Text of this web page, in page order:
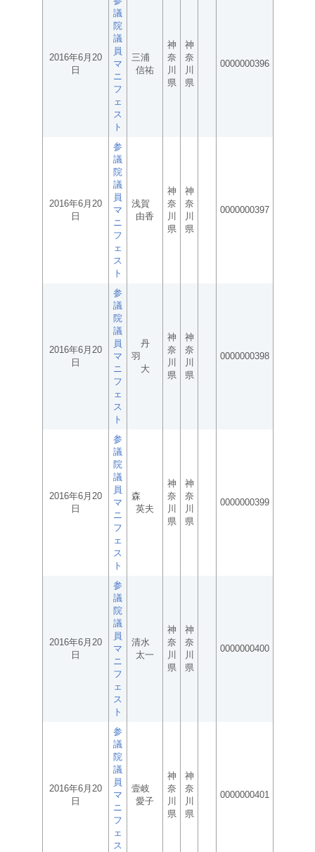
2016年6月20
日
議
院
議
員
マ
ニ
フ
ェ
ス
ト
三浦
信祐
神
奈
川
県
神
奈
川
県
0000000396
2016年6月20
日
参
議
院
議
員
マ
ニ
フ
ェ
ス
ト
浅賀
由香
神
奈
川
県
神
奈
川
県
0000000397
2016年6月20
日
参
議
院
議
員
マ
ニ
フ
ェ
ス
ト
丹
羽
大
神
奈
川
県
神
奈
川
県
0000000398
2016年6月20
日
参
議
院
議
員
マ
ニ
フ
ェ
ス
ト
森
英夫
神
奈
川
県
神
奈
川
県
0000000399
2016年6月20
日
参
議
院
議
員
マ
ニ
フ
ェ
ス
ト
清水
太一
神
奈
川
県
神
奈
川
県
0000000400
2016年6月20
日
参
議
院
議
員
マ
ニ
フ
ェ
ス
壹岐
愛子
神
奈
川
県
神
奈
川
県
0000000401